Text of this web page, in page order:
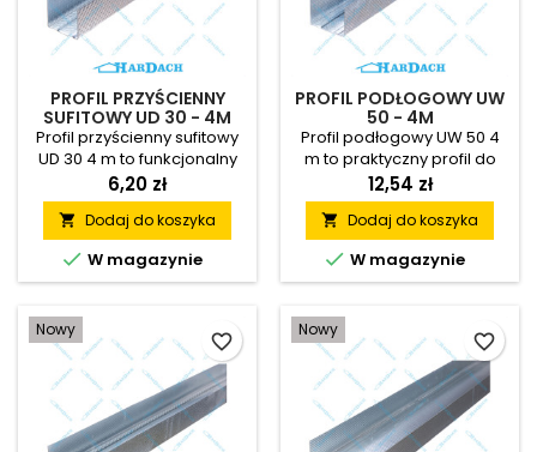
realizujących...
PROFIL PRZYŚCIENNY
SUFITOWY UD 30 - 4M
Profil przyścienny sufitowy
UD 30 4 m to funkcjonalny
profil do suchej zabudowy
UD 30, który umożliwia
wykonywanie stabilnych
konstrukcji sufitów
podwieszanych oraz
zabudów z płyt gipsowo-
ocynkowana, łatwy montaż
i szerokie zastosowanie
sprawiają, że jest to
praktyczny wybór do
profesjonalnych prac
wykończeniowych.
6,20 zł
 Dodaj do koszyka
 W magazynie
PROFIL PODŁOGOWY UW
50 - 4M
Profil podłogowy UW 50 4
m to praktyczny profil do
suchej zabudowy UW 50,
który pozwala tworzyć
stabilne konstrukcje ścian
działowych z płyt gipsowo-
kartonowych. Trwała stal
ocynkowana, łatwy montaż
z profilami CW 50
sprawiają, że jest to
funkcjonalny element do
profesjonalnych i
domowych realizacji.
12,54 zł
 Dodaj do koszyka
 W magazynie
Nowy
favorite_border
Nowy
favorite_border